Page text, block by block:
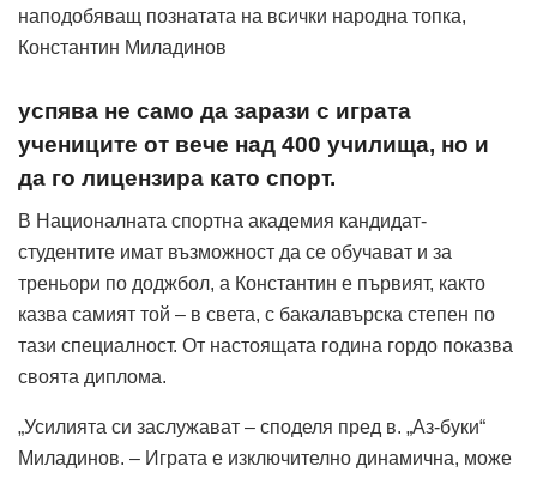
наподобяващ познатата на всички народна топка,
Константин Миладинов
успява не само да зарази с играта
учениците от вече над 400 училища, но и
да го лицензира като спорт.
В Националната спортна академия кандидат-
студентите имат възможност да се обучават и за
треньори по доджбол, а Константин е първият, както
казва самият той – в света, с бакалавърска степен по
тази специалност. От настоящата година гордо показва
своята диплома.
„Усилията си заслужават – споделя пред в. „Аз-буки“
Миладинов. – Играта е изключително динамична, може